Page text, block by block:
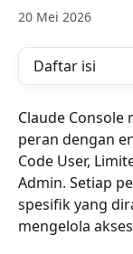
20 Mei 2026
Daftar isi
Claude Console
peran dengan
Code User,
Admin. Setiap
spesifik yang
mengelola